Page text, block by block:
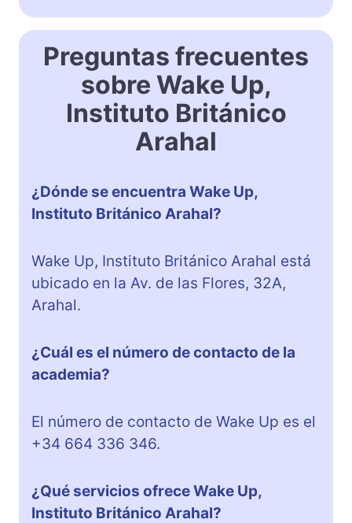
Preguntas frecuentes
sobre Wake Up,
Instituto Británico
Arahal
¿Dónde se encuentra Wake Up,
Instituto Británico Arahal?
Wake Up, Instituto Británico Arahal está
ubicado en la Av. de las Flores, 32A,
Arahal.
¿Cuál es el número de contacto de la
academia?
El número de contacto de Wake Up es el
+34 664 336 346.
¿Qué servicios ofrece Wake Up,
Instituto Británico Arahal?